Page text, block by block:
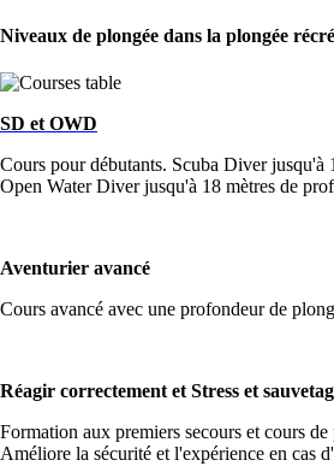
Niveaux de plongée dans la plongée
SD et OWD
Cours pour débutants. Scuba Diver jusqu'à
Open Water Diver jusqu'à 18 mètres de
Aventurier avancé
Cours avancé avec une profondeur de
Réagir correctementet Stress et
Formation aux premiers secours et cours de
Améliore la sécurité et l'expérience en cas